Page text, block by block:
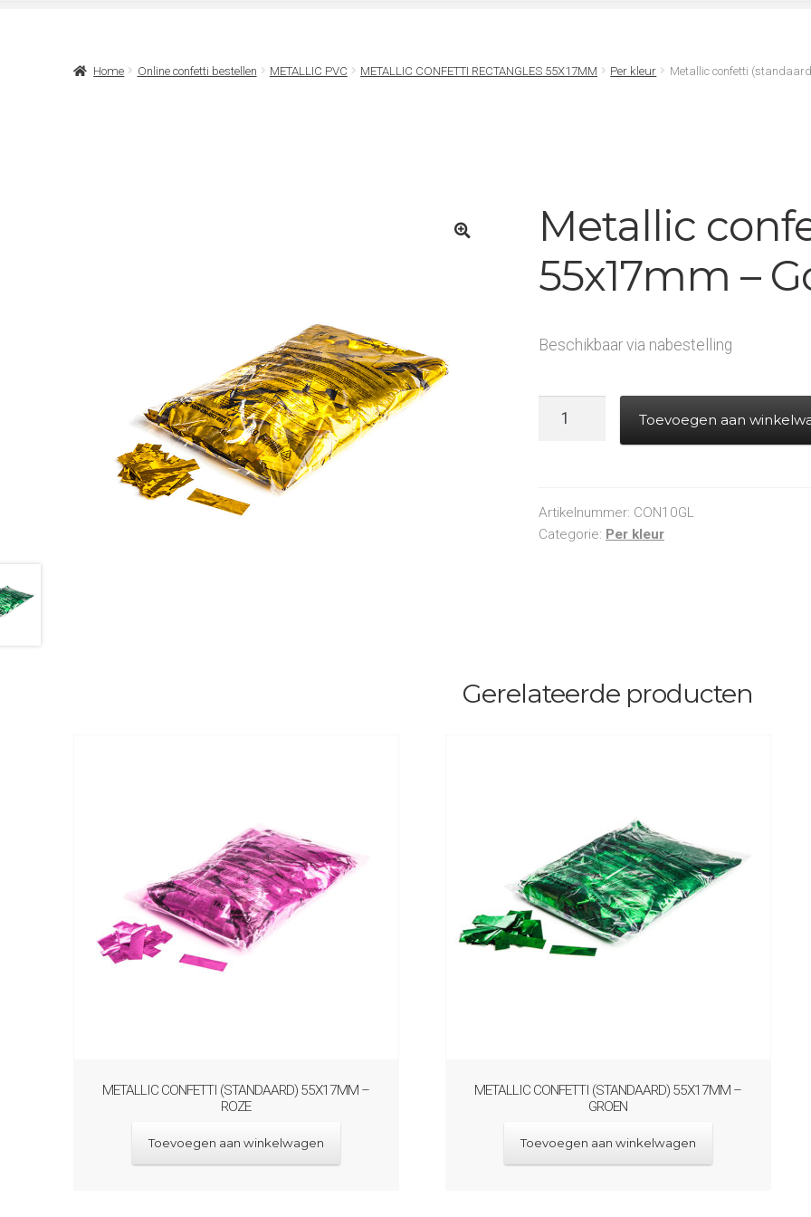
Home Online confetti bestellen METALLIC PVC METALLIC CONFETTI RECTANGLES 55X17MM Per kleur Metallic confetti
Metallic
55x17mm –
Beschikbaar via nabestelling
Metallic
-
Goud
Toevoegen aan
Artikelnummer: CON10GL
Categorie: Per kleur
Gerelateerde producten
METALLIC CONFETTI (STANDAARD) 55X17MM –
ROZE
Toevoegen aan winkelwagen
METALLIC CONFETTI (STANDAARD) 55X17MM –
GROEN
Toevoegen aan winkelwagen